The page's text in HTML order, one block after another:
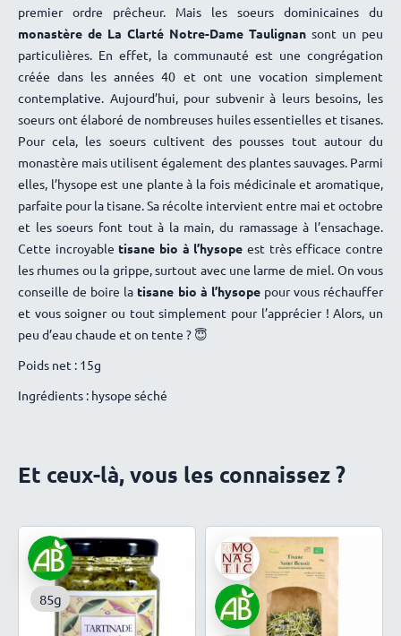
Une efficacité remarquable pour dégager les bronches.
Sylvie C. 15 décembre 2022
Une tisane agréable le soir
Marie-Noëlle 12 décembre 2022
Chapeau bas pour votre gentillesse; votre sérieux et votre
rapidité. Tout est parfait ! 🙂 l’emballage est sans faille; tous
les produits sont intacts. Nous n’avons plus qu’à déguster; ce
qui devrait se faire assez rapidement vu la qualité de ce que
nous avons réceptionné !! Nous allons quand même essayer
de rester modérés!! Hum … pas certain!! Nul doute que je
vais vous solliciter à nouveau rapidement afin d’avoir un peu
de réserve à offrir pour les fêtes qui s’annoncent. Bonne fin
d’année à tous !
premier ordre prêcheur. Mais les soeurs dominicaines du
monastère de La Clarté Notre-Dame Taulignan sont un peu
particulières. En effet, la communauté est une congrégation
créée dans les années 40 et ont une vocation simplement
contemplative. Aujourd’hui, pour subvenir à leurs besoins, les
soeurs ont élaboré de nombreuses huiles essentielles et tisanes.
Pour cela, les soeurs cultivent des pousses tout autour du
monastère mais utilisent également des plantes sauvages. Parmi
elles, l’hysope est une plante à la fois médicinale et aromatique,
parfaite pour la tisane. Sa récolte intervient entre mai et octobre
et les soeurs font tout à la main, du ramassage à l’ensachage.
Cette incroyable tisane bio à l’hysope est très efficace contre
les rhumes ou la grippe, surtout avec une larme de miel. On vous
conseille de boire la tisane bio à l’hysopepour vous réchauffer
et vous soigner ou tout simplement pour l’apprécier ! Alors, un
peu d’eau chaude et on tente ? 😇
Poids net : 15g
Ingrédients : hysope séché
Et ceux-là, vous les connaissez ?
85g